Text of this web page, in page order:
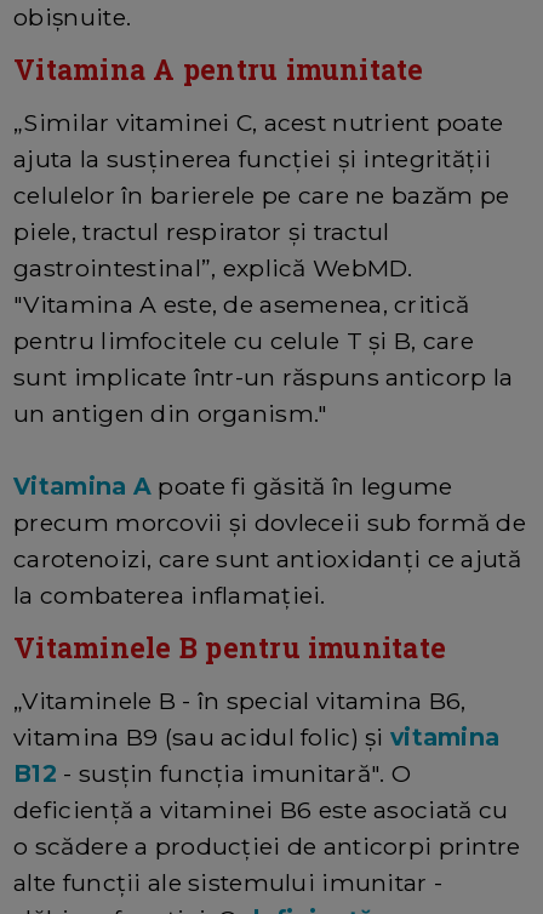
obișnuite.
Vitamina A pentru imunitate
„Similar vitaminei C, acest nutrient poate
ajuta la susținerea funcției și integrității
celulelor în barierele pe care ne bazăm pe
piele, tractul respirator și tractul
gastrointestinal”, explică WebMD.
"Vitamina A este, de asemenea, critică
pentru limfocitele cu celule T și B, care
sunt implicate într-un răspuns anticorp la
un antigen din organism."
Vitamina A poate fi găsită în legume
precum morcovii și dovleceii sub formă de
carotenoizi, care sunt antioxidanți ce ajută
la combaterea inflamației.
Vitaminele B pentru imunitate
„Vitaminele B - în special vitamina B6,
vitamina B9 (sau acidul folic) și vitamina
B12 - susțin funcția imunitară". O
deficiență a vitaminei B6 este asociată cu
o scădere a producției de anticorpi printre
alte funcții ale sistemului imunitar -